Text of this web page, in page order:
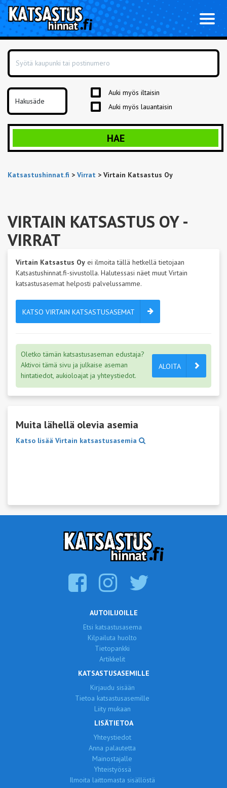
Auki myös iltaisin
Auki myös lauantaisin
HAE
Katsastushinnat.fi > Virrat > Virtain Katsastus Oy
VIRTAIN KATSASTUS OY-
VIRRAT
Virtain Katsastus Oy ei ilmoita tällä hetkellä tietojaan
Katsastushinnat.fi-sivustolla. Halutessasi näet muut Virtain
katsastusasemat helposti palvelussamme.
KATSO VIRTAIN KATSASTUSASEMAT
ALOITA
Oletko tämän katsastusaseman edustaja?
Aktivoi tämä sivu ja julkaise aseman
hintatiedot, aukioloajat ja yhteystiedot.
Muita lähellä olevia asemia
Katso lisää Virtain katsastusasemia
AUTOILIJOILLE
Etsi katsastusasema
Kilpailuta huolto
Tietopankki
Artikkelit
KATSASTUSASEMILLE
Kirjaudu sisään
Tietoa katsastusasemille
Liity mukaan
LISÄTIETOA
Yhteystiedot
Anna palautetta
Mainostajalle
Yhteistyössä
Ilmoita laittomasta sisällöstä